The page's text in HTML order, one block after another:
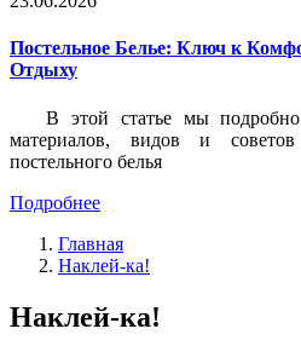
Постельное Белье: Ключ к
Отдыху
В этой статье мы подробно
материалов, видов и
постельного белья
Подробнее
Главная
Наклей-ка!
Наклей-ка!